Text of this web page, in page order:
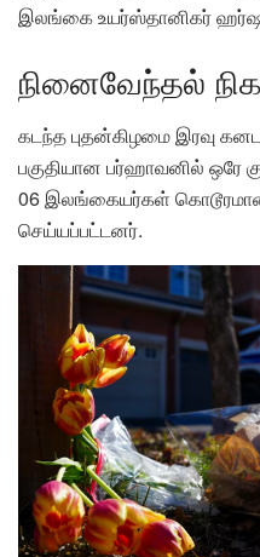
இலங்கை உயர்ஸ்தானிகர் ஹர்ஷ
நினைவேந்தல்
கடந்த புதன்கிழமை இரவு
பகுதியான பர்ஹாவனில் ஒரே
06 இலங்கையர்கள்
செய்யப்பட்டனர்.